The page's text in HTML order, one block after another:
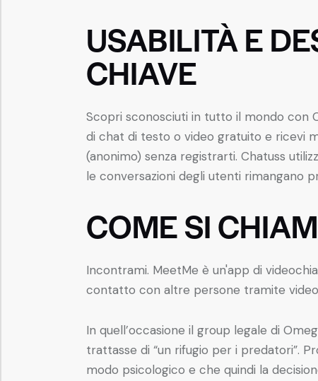
USABILITÀ E
CHIAVE
Scopri sconosciuti in tutto il mondo con
di chat di testo o video gratuito e ricevi
(anonimo) senza registrarti. Chatuss
le conversazioni degli utenti rimangano
COME SI
Incontrami. MeetMe è un'app di
contatto con altre persone tramite
In quell’occasione il group legale di
trattasse di “un rifugio per i predatori”.
modo psicologico e che quindi la